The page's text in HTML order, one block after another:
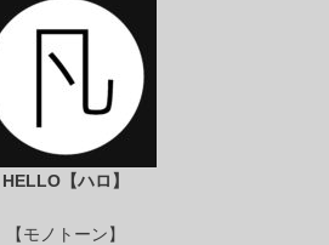
HELLO【ハロ】
【モノトーン】